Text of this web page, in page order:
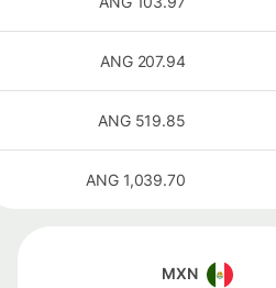
207.94
ANG
519.85
ANG
1,039.70
ANG
MXN